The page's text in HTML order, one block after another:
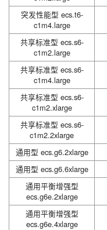
突发性能型 ecs.t6-
c1m4.large
共享标准型 ecs.s6-
c1m2.large
共享标准型 ecs.s6-
c1m4.large
共享标准型 ecs.s6-
c1m2.xlarge
共享标准型 ecs.s6-
c1m2.2xlarge
通用型 ecs.g6.2xlarge
通用型 ecs.g6.6xlarge
通用平衡增强型
ecs.g6e.2xlarge
通用平衡增强型
ecs.g6e.4xlarge